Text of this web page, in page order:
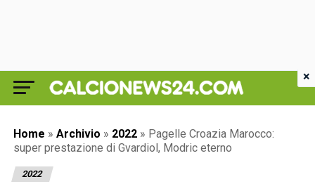
Home » Archivio » 2022 » Pagelle Croazia Marocco:
super prestazione di Gvardiol, Modric eterno
2022
×